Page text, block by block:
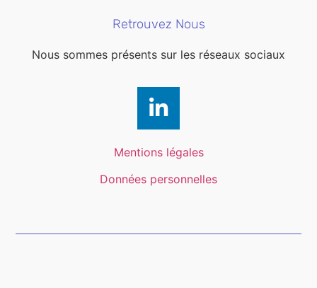
Retrouvez Nous
Nous sommes présents sur les réseaux sociaux
Mentions légales
Données personnelles